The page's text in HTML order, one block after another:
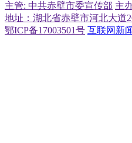
主管: 中共赤壁市委宣传部 主
地址：湖北省赤壁市河北大道
鄂ICP备17003501号 互联网新